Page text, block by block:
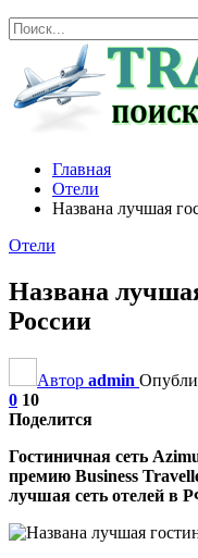
Главная
Отели
Названа лучшая
Отели
Названа
России
Автор admin
0 10
Поделится
Гостиничная сеть
премию Business
лучшая сеть отелей в